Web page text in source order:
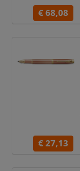
€ 68,08
€ 27,13